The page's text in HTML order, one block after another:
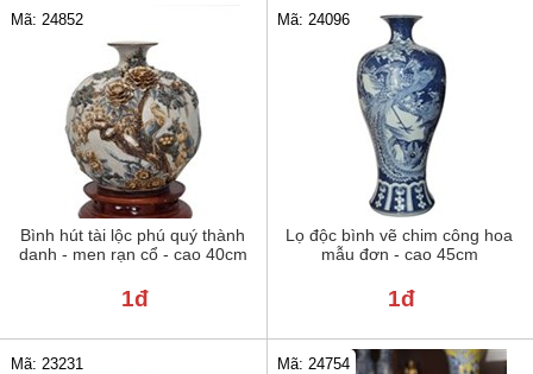
Bình hút tài lộc phú quý thành
danh - men rạn cổ - cao 40cm
Mã: 24852
1đ
Lọ độc bình vẽ chim công hoa
mẫu đơn - cao 45cm
Mã: 24096
1đ
Mã: 23231 Mã: 24754